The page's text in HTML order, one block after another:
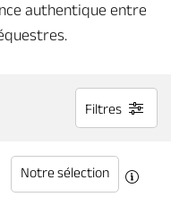
Nous contacter
authentique entre
Filtres
Notre sélection